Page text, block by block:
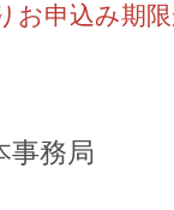
お申込み期
事務局